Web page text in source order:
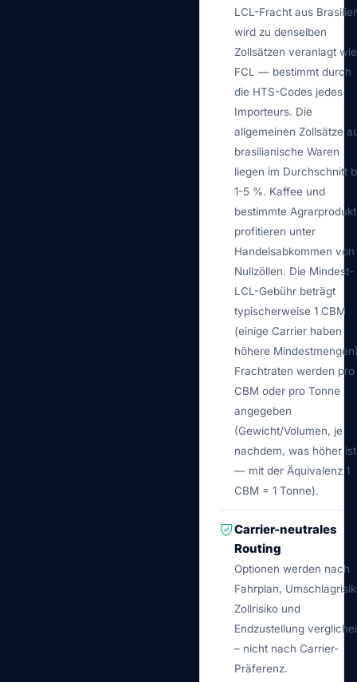
LCL-Fracht aus
wird zu denselben
Zollsätzen veranlagt wie
FCL — bestimmt durch
die HTS-Codes jedes
Importeurs. Die
allgemeinen Zollsätze
brasilianische Waren
liegen im Durchschnitt
1-5 %. Kaffee und
bestimmte
profitieren unter
Handelsabkommen von
Nullzöllen. Die Mindest-
LCL-Gebühr beträgt
typischerweise 1 CBM
(einige Carrier haben
höhere
Frachtraten werden pro
CBM oder pro Tonne
angegeben
(Gewicht/Volumen, je
nachdem, was höher ist
— mit der Äquivalenz 1
CBM = 1 Tonne).
Carrier-neutrales
Routing
Optionen werden nach
Fahrplan,
Zollrisiko und
Endzustellung
– nicht nach Carrier-
Präferenz.